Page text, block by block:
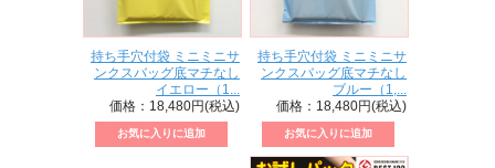
持ち手穴付袋 ミニミニサ
ンクスバッグ底マチなし
イエロー（1...
価格：18,480円(税込)
持ち手穴付袋 ミニミニサ
ンクスバッグ底マチなし
ブルー（1,...
価格：18,480円(税込)